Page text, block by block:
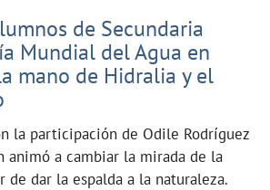
de Secundaria
Mundial del Agua en
mano de Hidralia y el
la participación de Odile Rodríguez
animó a cambiar la mirada de la
de dar la espalda a la naturaleza.